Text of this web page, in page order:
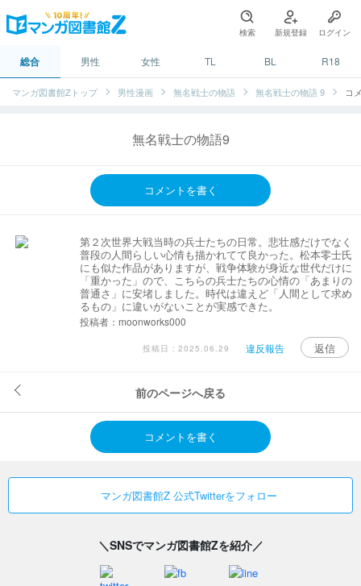
検索 新規登録 ログイン
総合 男性 女性 TL BL R18
マンガ図書館Zトップ 男性漫画 無名戦士の物語 無名戦士の物語 9 コ
無名戦士の物語9
コメントを書く
第２次世界大戦当時の兵士たちの日常。悲壮感だけでなく
普段の人間らしい心情も描かれてて良かった。松本零士氏
にも似た作品がありますが、戦争体験が身近な世代だけに
「重かった」ので、こちらの兵士たちの心情の「あまりの
普通さ」に安堵しました。時代は違えど「人間として求め
るもの」に違いがないことが実感できた。
投稿者：moonworks000
投稿日：2025.06.29 違反報告 返信
前のページへ戻る
コメントを書く
マンガ図書館Z 公式Twitterをフォロー
＼SNSでマンガ図書館Zを紹介／